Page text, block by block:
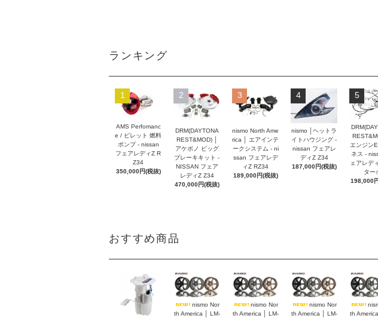
ランキング
1
AMS Perfomanc
e / ビレット 燃料
ポンプ - nissan
フェアレディZ R
Z34
350,000円(税抜)
2
DRM(DAYTONA
REST&MOD) │
アケボノ ビッグ
ブレーキキット -
NISSAN フェア
レディZ Z34
470,000円(税抜)
3
nismo North Ame
rica │ エアインテ
ークシステム - ni
ssan フェアレデ
ィZ RZ34
189,000円(税抜)
4
nismo │ヘットラ
イトハウジング -
nissan フェアレ
ディZ Z34
187,000円(税抜)
5
エンジン
ネス -
ェアレデ
ター
198,000
おすすめ商品
nismo Nor
th America │ LM-
nismo Nor
th America │ LM-
nismo Nor
th America │ LM-
th